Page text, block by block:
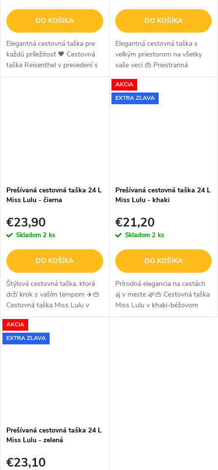
DO KOŠÍKA
Elegantná cestovná taška pre
každú príležitosť 🖤 Cestovná
taška Reisenthel v prevedení s
prešívaným vzorom v čiernej
DO KOŠÍKA
Elegantná cestovná taška s
veľkým priestorom na všetky
vaše veci 👜 Priestranná
cestovná taška Reisenthel
Allrounder L spája nadčasový
dizajn, praktickosť a kvalitné...
Prešívaná cestovná taška 24 L
Miss Lulu - čierna
€23,90
Skladom 2 ks
DO KOŠÍKA
Štýlová cestovná taška, ktorá
drží krok s vaším tempom ✈️👜
Cestovná taška Miss Lulu v
elegantnom čiernom prevedení
zaujme moderným prešívaným
dizajnom a premyslenou...
AKCIA
EXTRA ZĽAVA
Prešívaná cestovná taška 24 L
Miss Lulu - khaki
€21,20
Skladom 2 ks
DO KOŠÍKA
Prírodná elegancia na cestách
aj v meste 🌿👜 Cestovná taška
Miss Lulu v khaki-béžovom
prevedení prináša harmóniu
AKCIA
EXTRA ZĽAVA
Prešívaná cestovná taška 24 L
Miss Lulu - zelená
€23,10